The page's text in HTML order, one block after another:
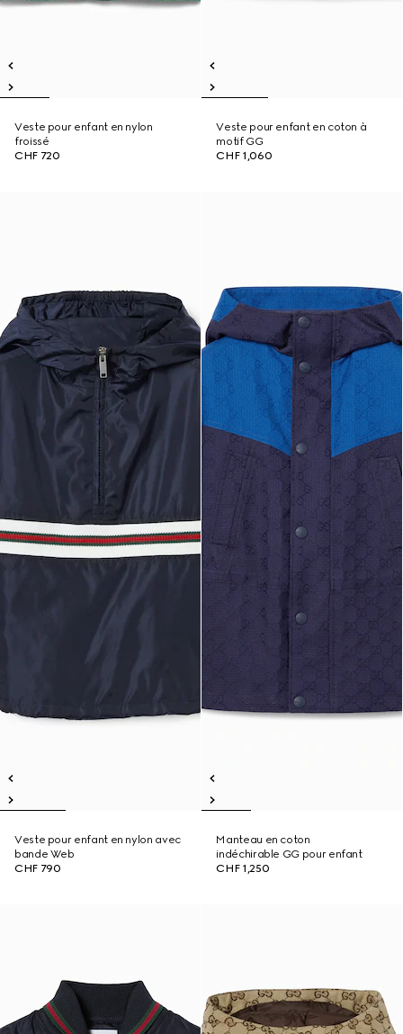
Veste pour enfant en nylon
froissé
CHF 720
Veste pour enfant en coton à
motif GG
CHF 1,060
Veste pour enfant en nylon avec
bande Web
CHF 790
Manteau en coton
indéchirable GG pour enfant
CHF 1,250